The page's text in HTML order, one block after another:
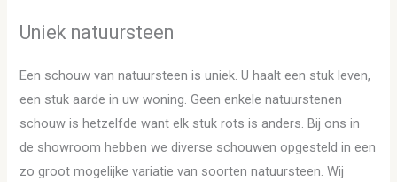
Uniek natuursteen
Een schouw van natuursteen is uniek. U haalt een stuk leven,
een stuk aarde in uw woning. Geen enkele natuurstenen
schouw is hetzelfde want elk stuk rots is anders. Bij ons in
de showroom hebben we diverse schouwen opgesteld in een
zo groot mogelijke variatie van soorten natuursteen. Wij